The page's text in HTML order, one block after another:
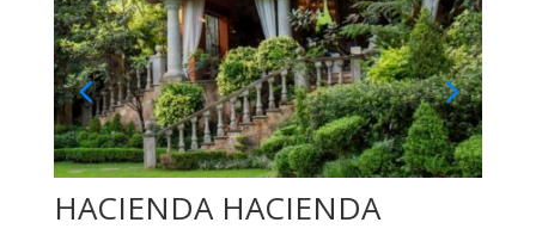
HACIENDA HACIENDA